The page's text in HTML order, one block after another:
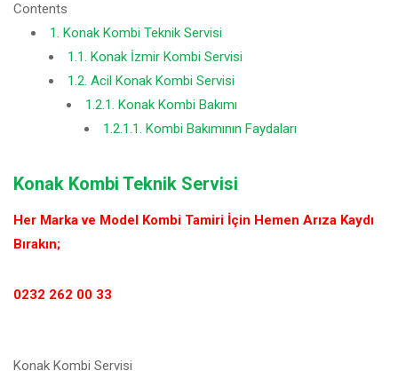
Contents
1. Konak Kombi Teknik Servisi
1.1. Konak İzmir Kombi Servisi
1.2. Acil Konak Kombi Servisi
1.2.1. Konak Kombi Bakımı
1.2.1.1. Kombi Bakımının Faydaları
Konak Kombi Teknik Servisi
Her Marka ve Model Kombi Tamiri İçin Hemen Arıza Kaydı
Bırakın;
0232 262 00 33
Konak Kombi Servisi